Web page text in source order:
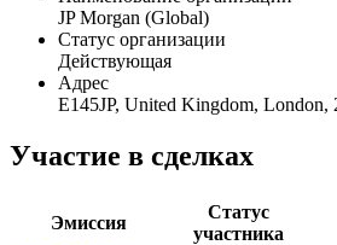
Общая информация
Наименование организации
JP Morgan (Global)
Статус организации
Адрес
Участие в сделках